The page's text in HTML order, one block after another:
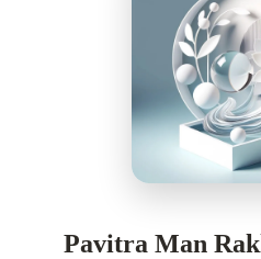
Pavitra Man